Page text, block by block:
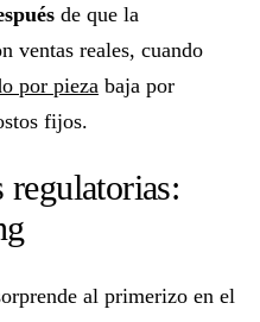
de que la
ventas reales, cuando
por pieza baja por
fijos.
al primerizo en el